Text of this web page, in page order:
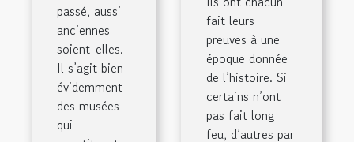
passé, aussi
anciennes
soient-elles.
Il s’agit bien
évidemment
des musées
qui
fait leurs
preuves à une
époque donnée
de l’histoire. Si
certains n’ont
pas fait long
feu, d’autres par